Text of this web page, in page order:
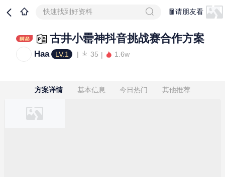
快速找到好资料 🧧请朋友看
古井小罍神抖音挑战赛合作方案
Haa LV.1 35 1.6w
方案详情 基本信息 今日热门 其他推荐